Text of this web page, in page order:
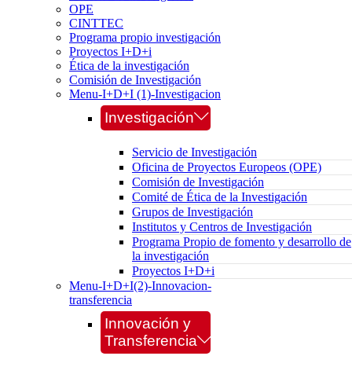
OPE
CINTTEC
Programa propio investigación
Proyectos I+D+i
Ética de la investigación
Comisión de Investigación
Menu-I+D+I (1)-Investigacion
Investigación
Servicio de Investigación
Oficina de Proyectos Europeos (OPE)
Comisión de Investigación
Comité de Ética de la Investigación
Grupos de Investigación
Institutos y Centros de Investigación
Programa Propio de fomento y desarrollo de
la investigación
Proyectos I+D+i
Menu-I+D+I(2)-Innovacion-
transferencia
Innovación y
Transferencia